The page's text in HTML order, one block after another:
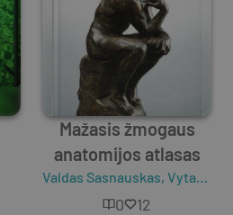
Mažasis žmogaus
anatomijos atlasas
Valdas Sasnauskas, Vytautas Gedrimas
0 12